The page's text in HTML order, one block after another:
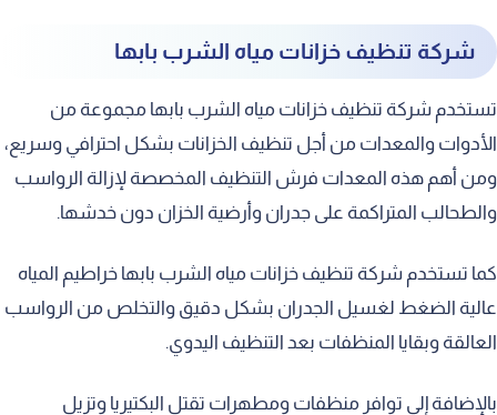
شركة تنظيف خزانات مياه الشرب بابها
تستخدم شركة تنظيف خزانات مياه الشرب بابها مجموعة من
الأدوات والمعدات من أجل تنظيف الخزانات بشكل احترافي وسريع،
ومن أهم هذه المعدات فرش التنظيف المخصصة لإزالة الرواسب
والطحالب المتراكمة على جدران وأرضية الخزان دون خدشها.
كما تستخدم شركة تنظيف خزانات مياه الشرب بابها خراطيم المياه
عالية الضغط لغسيل الجدران بشكل دقيق والتخلص من الرواسب
العالقة وبقايا المنظفات بعد التنظيف اليدوي.
بالإضافة إلى توافر منظفات ومطهرات تقتل البكتيريا وتزيل